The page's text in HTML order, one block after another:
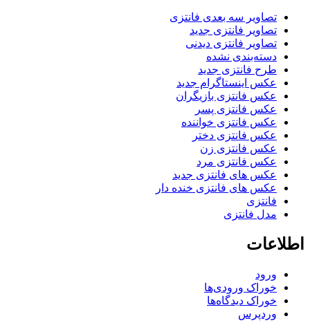
تصاویر سه بعدی فانتزی
تصاویر فانتزی جدید
تصاویر فانتزی دیدنی
دسته‌بندی نشده
طرح فانتزی جدید
عکس اینستاگرام جدید
عکس فانتزی بازیگران
عکس فانتزی پسر
عکس فانتزی خواننده
عکس فانتزی دختر
عکس فانتزی زن
عکس فانتزی مرد
عکس های فانتزی جدید
عکس های فانتزی خنده دار
فانتزی
مدل فانتزی
اطلاعات
ورود
خوراک ورودی‌ها
خوراک دیدگاه‌ها
وردپرس